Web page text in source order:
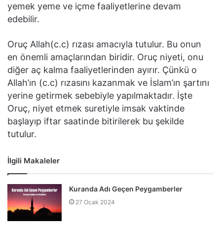
yemek yeme ve içme faaliyetlerine devam
edebilir.
Oruç Allah(c.c) rızası amacıyla tutulur. Bu onun
en önemli amaçlarından biridir. Oruç niyeti, onu
diğer aç kalma faaliyetlerinden ayırır. Çünkü o
Allah’ın (c.c) rızasını kazanmak ve İslam’ın şartını
yerine getirmek sebebiyle yapılmaktadır. İşte
Oruç, niyet etmek suretiyle imsak vaktinde
başlayıp iftar saatinde bitirilerek bu şekilde
tutulur.
İlgili Makaleler
Kuranda Adı Geçen Peygamberler
27 Ocak 2024